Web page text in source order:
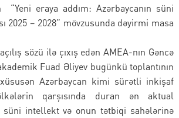
“Yeni eraya addım: Azərbaycanın süni
2025 – 2028” mövzusunda dəyirmi masa
sözü ilə çıxış edən AMEA-nın Gəncə
Fuad Əliyev bugünkü toplantının
Azərbaycan kimi sürətli inkişaf
qarşısında duran ən aktual
süni intellekt və onun tətbiqi sahələrinə